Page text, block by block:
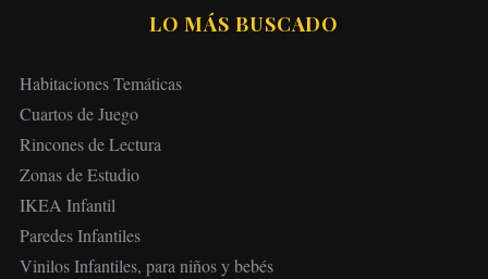
LO MÁS BUSCADO
Habitaciones Temáticas
Cuartos de Juego
Rincones de Lectura
Zonas de Estudio
IKEA Infantil
Paredes Infantiles
Vinilos Infantiles, para niños y bebés